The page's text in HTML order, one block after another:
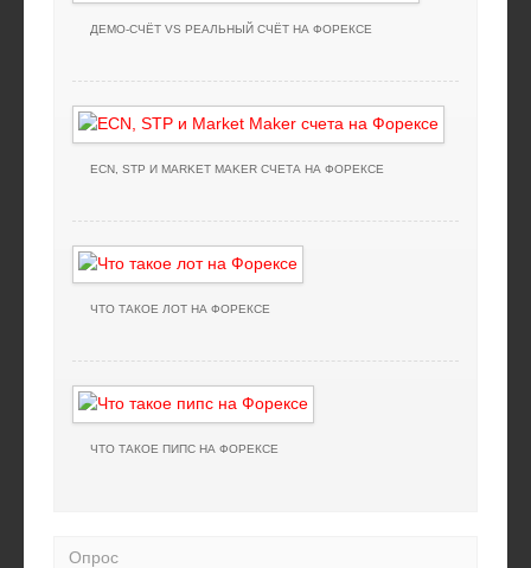
ДЕМО-СЧЁТ VS РЕАЛЬНЫЙ СЧЁТ НА ФОРЕКСЕ
ECN, STP И MARKET MAKER СЧЕТА НА ФОРЕКСЕ
ЧТО ТАКОЕ ЛОТ НА ФОРЕКСЕ
ЧТО ТАКОЕ ПИПС НА ФОРЕКСЕ
Опрос